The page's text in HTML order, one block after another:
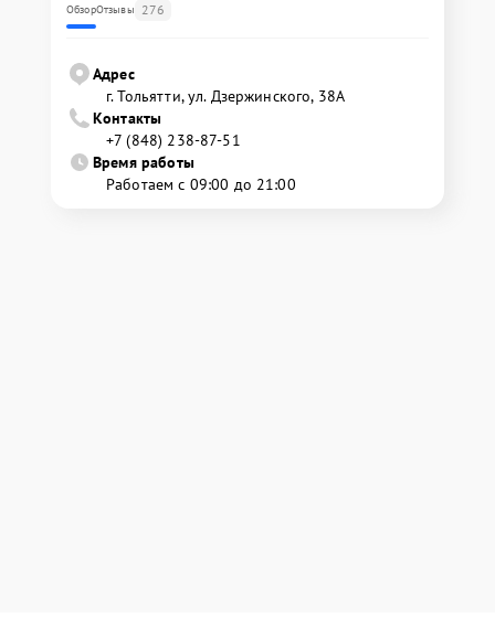
ОбзорОтзывы 276
Адрес
г. Тольятти, ул. Дзержинского, 38А
Контакты
+7 (848) 238-87-51
Время работы
Работаем с 09:00 до 21:00